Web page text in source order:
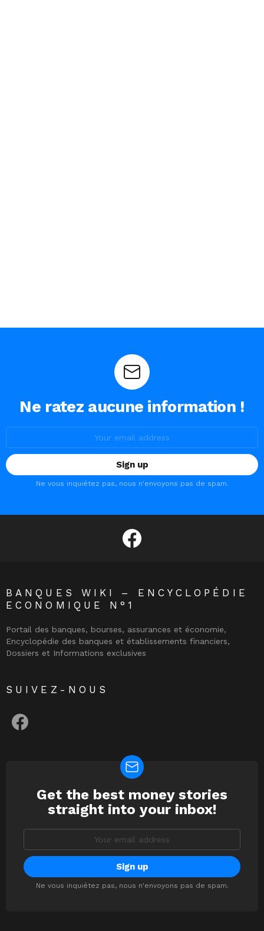
Ne ratez aucune information !
Ne vous inquiétez pas, nous n'envoyons pas de spam.
facebook
BANQUES WIKI – ENCYCLOPÉDIE
ECONOMIQUE N°1
Portail des banques, bourses, assurances et économie,
Encyclopédie des banques et établissements financiers,
Dossiers et Informations exclusives
SUIVEZ-NOUS
NEWSLETTER
Get the best money stories
straight into your inbox!
Ne vous inquiétez pas, nous n'envoyons pas de spam.